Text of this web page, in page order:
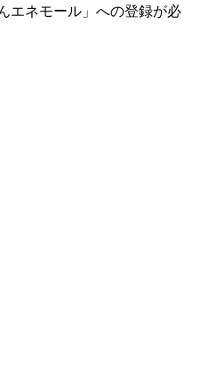
エネモール」への登録が必